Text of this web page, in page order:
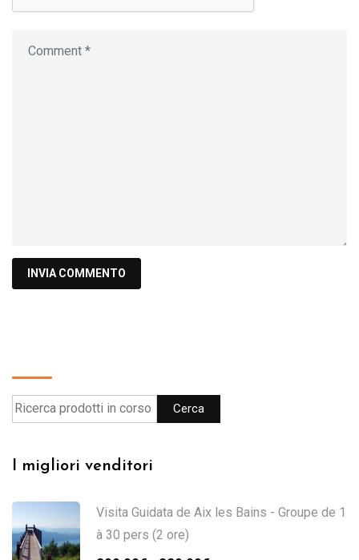
Cerca
I migliori venditori
Visita Guidata de Aix les Bains - Groupe de 1
à 30 pers (2 ore)